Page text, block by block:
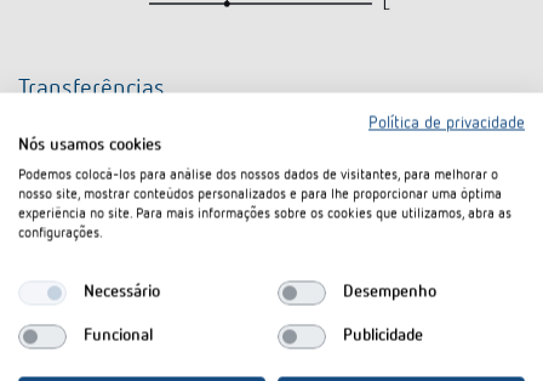
Transferências
Base de dados global
KNX
products) (22,1 MB)
Information Notice EU
Meteodata 140 S KNX-Information
Konformitätserklärung
Meteodata 140 S KNX-CE
kB)
Política de privacidade
Nós usamos cookies
Podemos colocá-los para análise dos nossos dados de visitantes, para melhorar o
nosso site, mostrar conteúdos personalizados e para lhe proporcionar uma óptima
experiência no site. Para mais informações sobre os cookies que utilizamos, abra as
configurações.
Necessário Desempenho
Funcional Publicidade